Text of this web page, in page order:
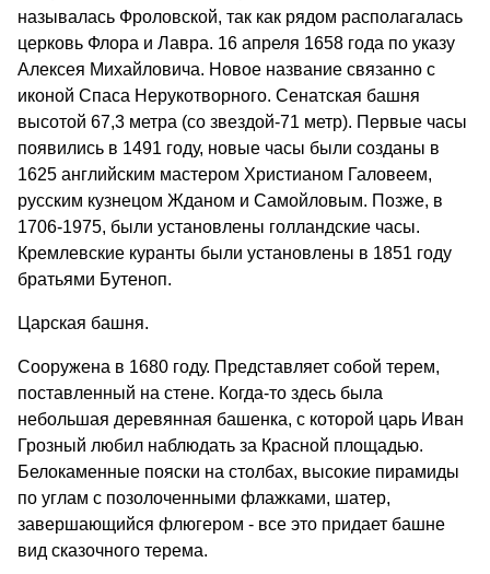
называлась Фроловской, так как рядом располагалась
церковь Флора и Лавра. 16 апреля 1658 года по указу
Алексея Михайловича. Новое название связанно с
иконой Спаса Нерукотворного. Сенатская башня
высотой 67,3 метра (со звездой-71 метр). Первые часы
появились в 1491 году, новые часы были созданы в
1625 английским мастером Христианом Галовеем,
русским кузнецом Жданом и Самойловым. Позже, в
1706-1975, были установлены голландские часы.
Кремлевские куранты были установлены в 1851 году
братьями Бутеноп.
Царская башня.
Сооружена в 1680 году. Представляет собой терем,
поставленный на стене. Когда-то здесь была
небольшая деревянная башенка, с которой царь Иван
Грозный любил наблюдать за Красной площадью.
Белокаменные пояски на столбах, высокие пирамиды
по углам с позолоченными флажками, шатер,
завершающийся флюгером - все это придает башне
вид сказочного терема.